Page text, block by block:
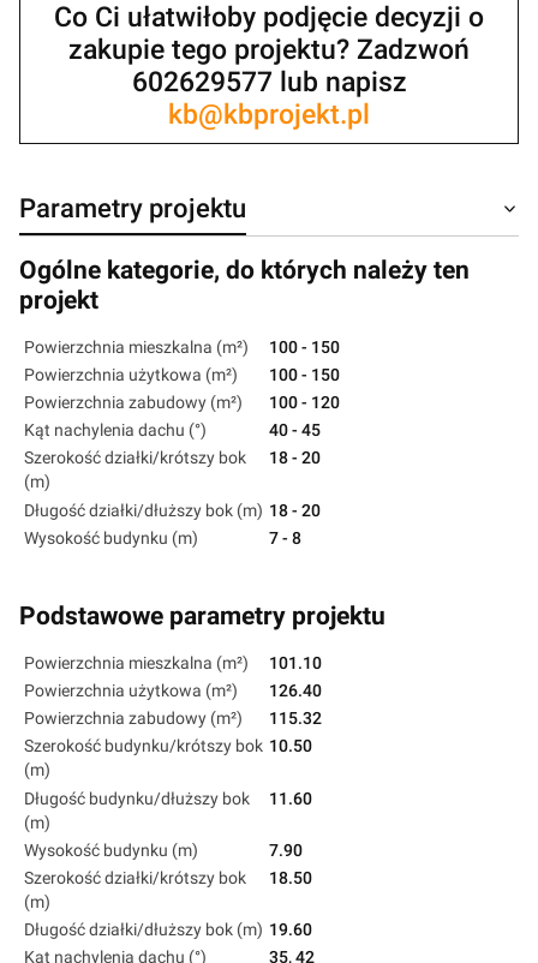
Co Ci ułatwiłoby podjęcie decyzji o
zakupie tego projektu? Zadzwoń
602629577 lub napisz
kb@kbprojekt.pl
Parametry projektu
Ogólne kategorie, do których należy ten
projekt
Powierzchnia mieszkalna (m²)
100 - 150
Powierzchnia użytkowa (m²)
100 - 150
Powierzchnia zabudowy (m²)
100 - 120
Kąt nachylenia dachu (°)
40 - 45
Szerokość działki/krótszy bok
(m)
18 - 20
Długość działki/dłuższy bok (m) 18 - 20
Wysokość budynku (m)
7 - 8
Podstawowe parametry projektu
Powierzchnia mieszkalna (m²)
101.10
Powierzchnia użytkowa (m²)
126.40
Powierzchnia zabudowy (m²)
115.32
Szerokość budynku/krótszy bok
(m)
10.50
Długość budynku/dłuższy bok
(m)
11.60
Wysokość budynku (m)
7.90
Szerokość działki/krótszy bok
(m)
18.50
Długość działki/dłuższy bok (m) 19.60
Kąt nachylenia dachu (°)
35, 42